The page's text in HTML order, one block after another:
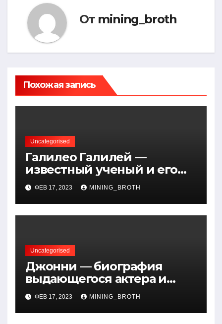
От mining_broth
Похожая запись
Uncategorised
Галилео Галилей —
известный ученый и его
открытия — краткая
биография, достижения и
вклад в науку
ФЕВ 17, 2023 MINING_BROTH
Uncategorised
Джонни — биография
выдающегося актера и
талантливого певца, чья
артистичность захватывает
миллионы сердец
ФЕВ 17, 2023 MINING_BROTH